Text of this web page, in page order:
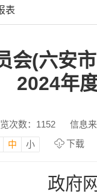
表
会(六安
2024年
次数： 1152 信息
中
小 下载
政府